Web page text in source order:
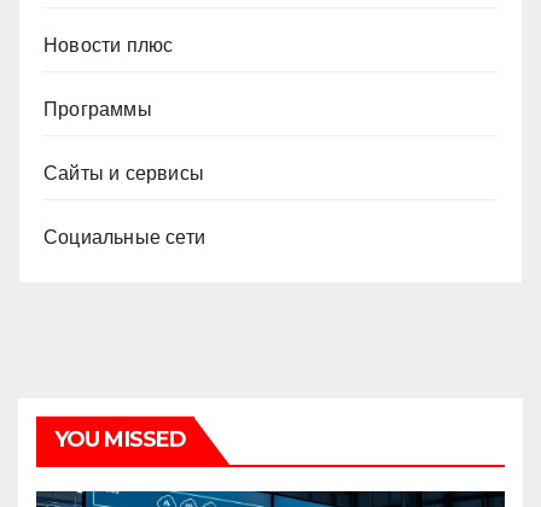
Новости плюс
Программы
Сайты и сервисы
Социальные сети
YOU MISSED